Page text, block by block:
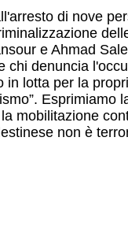
di nove
e Ahmad
denuncia
lotta per la
Esprimiamo
mobilitazione
non è